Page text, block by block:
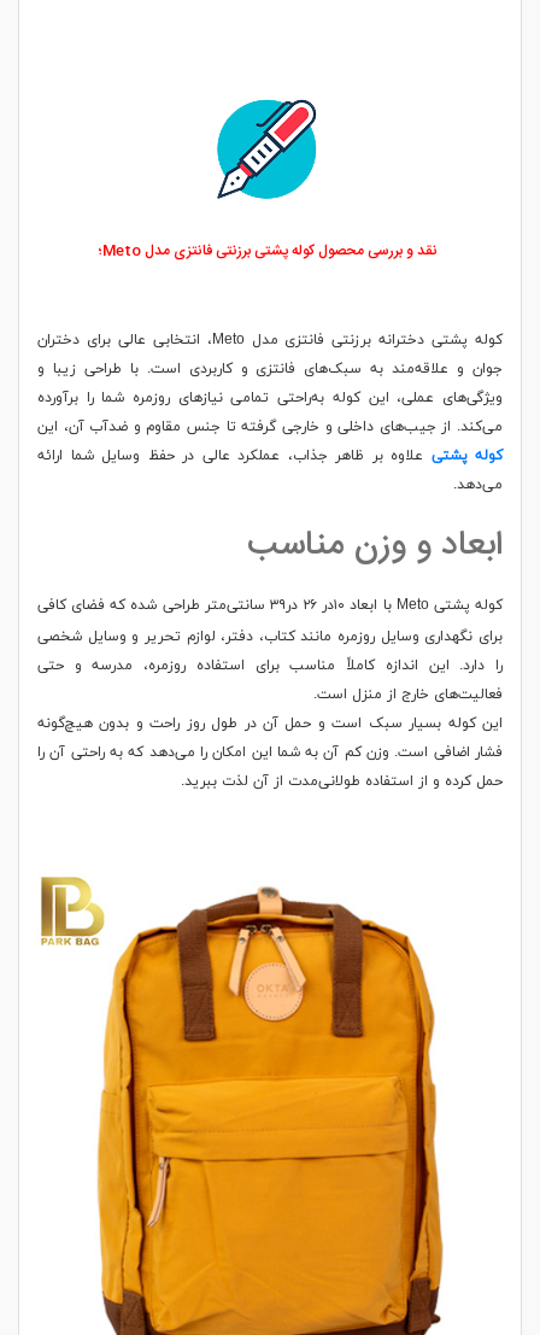
نقد و بررسی محصول کوله پشتی برزنتی فانتزی مدل Meto؛
کوله پشتی دخترانه برزنتی فانتزی مدل Meto، انتخابی عالی برای دختران
جوان و علاقه‌مند به سبک‌های فانتزی و کاربردی است. با طراحی زیبا و
ویژگی‌های عملی، این کوله به‌راحتی تمامی نیازهای روزمره شما را برآورده
می‌کند. از جیب‌های داخلی و خارجی گرفته تا جنس مقاوم و ضدآب آن، این
کوله پشتیعلاوه بر ظاهر جذاب، عملکرد عالی در حفظ وسایل شما ارائه
می‌دهد.
ابعاد و وزن مناسب
کوله پشتی Meto با ابعاد ۱۰در ۲۶ در۳۹ سانتی‌متر طراحی شده که فضای کافی
برای نگهداری وسایل روزمره مانند کتاب، دفتر، لوازم تحریر و وسایل شخصی
را دارد. این اندازه کاملاً مناسب برای استفاده روزمره، مدرسه و حتی
فعالیت‌های خارج از منزل است.
این کوله بسیار سبک است و حمل آن در طول روز راحت و بدون هیچ‌گونه
فشار اضافی است. وزن کم آن به شما این امکان را می‌دهد که به راحتی آن را
حمل کرده و از استفاده طولانی‌مدت از آن لذت ببرید.